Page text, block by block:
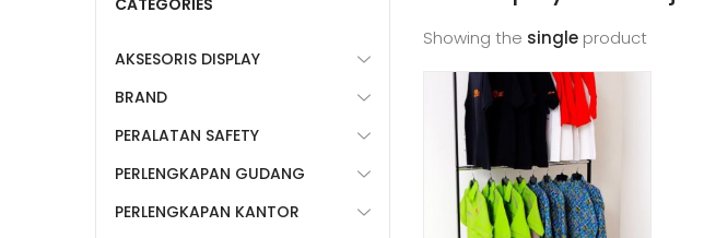
Showing the single product
CATEGORIES
AKSESORIS DISPLAY
BRAND
PERALATAN SAFETY
PERLENGKAPAN GUDANG
PERLENGKAPAN KANTOR